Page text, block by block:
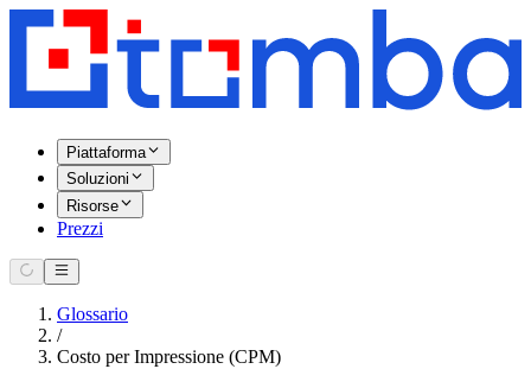
Piattaforma
Soluzioni
Risorse
Prezzi
Glossario
/
Costo per Impressione (CPM)